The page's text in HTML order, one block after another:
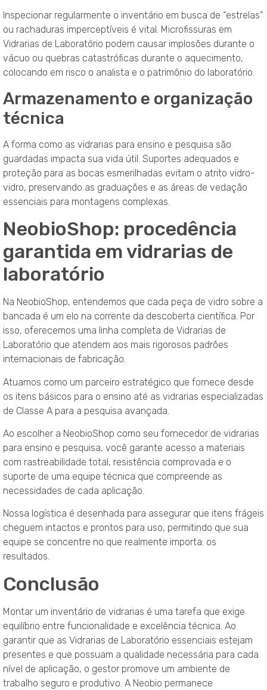
Inspecionar regularmente o inventário em busca de “estrelas”
ou rachaduras imperceptíveis é vital. Microfissuras em
Vidrarias de Laboratório podem causar implosões durante o
vácuo ou quebras catastróficas durante o aquecimento,
colocando em risco o analista e o patrimônio do laboratório.
Armazenamento e organização
técnica
A forma como as vidrarias para ensino e pesquisa são
guardadas impacta sua vida útil. Suportes adequados e
proteção para as bocas esmerilhadas evitam o atrito vidro-
vidro, preservando as graduações e as áreas de vedação
essenciais para montagens complexas.
NeobioShop: procedência
garantida em vidrarias de
laboratório
Na NeobioShop, entendemos que cada peça de vidro sobre a
bancada é um elo na corrente da descoberta científica. Por
isso, oferecemos uma linha completa de Vidrarias de
Laboratório que atendem aos mais rigorosos padrões
internacionais de fabricação.
Atuamos como um parceiro estratégico que fornece desde
os itens básicos para o ensino até as vidrarias especializadas
de Classe A para a pesquisa avançada.
Ao escolher a NeobioShop como seu fornecedor de vidrarias
para ensino e pesquisa, você garante acesso a materiais
com rastreabilidade total, resistência comprovada e o
suporte de uma equipe técnica que compreende as
necessidades de cada aplicação.
Nossa logística é desenhada para assegurar que itens frágeis
cheguem intactos e prontos para uso, permitindo que sua
equipe se concentre no que realmente importa: os
resultados.
Conclusão
Montar um inventário de vidrarias é uma tarefa que exige
equilíbrio entre funcionalidade e excelência técnica. Ao
garantir que as Vidrarias de Laboratório essenciais estejam
presentes e que possuam a qualidade necessária para cada
nível de aplicação, o gestor promove um ambiente de
trabalho seguro e produtivo. A Neobio permanece